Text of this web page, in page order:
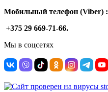
Мобильный телефон (Viber) :
+375 29 669-71-66.
Мы в соцсетях